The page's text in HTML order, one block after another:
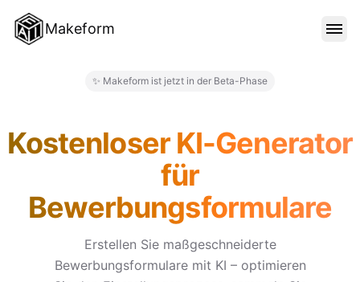
Makeform
✨ Makeform ist jetzt in der Beta-Phase
Kostenloser KI-Generator
für
Bewerbungsformulare
Erstellen Sie maßgeschneiderte
Bewerbungsformulare mit KI – optimieren